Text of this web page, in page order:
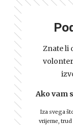
Znate li
Ako vam
Iza svega
vrijeme, trud